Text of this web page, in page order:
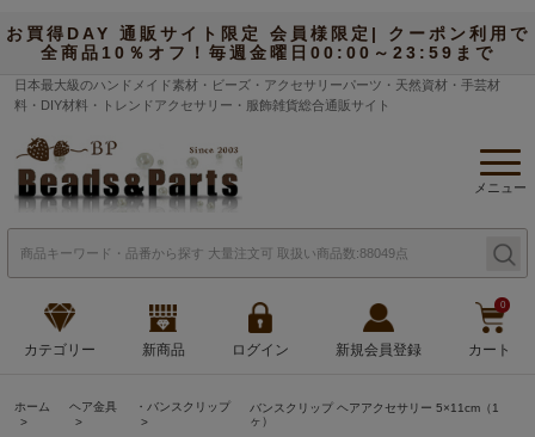
お買得DAY 通販サイト限定 会員様限定| クーポン利用で
全商品10％オフ！毎週金曜日00:00～23:59まで
日本最大級のハンドメイド素材・ビーズ・アクセサリーパーツ・天然資材・手芸材
料・DIY材料・トレンドアクセサリー・服飾雑貨総合通販サイト
メニュー
カテゴリー 新商品 ログイン 新規会員登録
0
カート
ホーム ヘア金具 ・バンスクリップ
バンスクリップ ヘアアクセサリー 5×11cm（1
ヶ）